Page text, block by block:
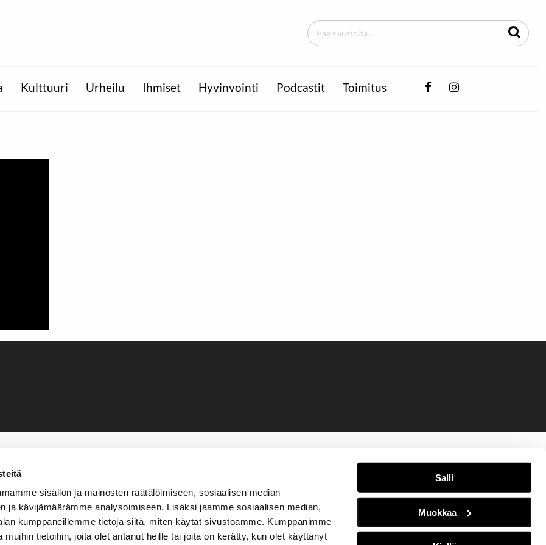
sisällön ja mainosten räätälöimiseen, sosiaalisen median
ja kävijämäärämme analysoimiseen. Lisäksi jaamme sosiaalisen median,
kumppaneillemme tietoja siitä, miten käytät sivustoamme. Kumppanimme
muihin tietoihin, joita olet antanut heille tai joita on kerätty, kun olet käyttänyt
Salli
Muokkaa
Kulttuuri Urheilu Ihmiset Hyvinvointi Podcastit Toimitus FacebookInstagram